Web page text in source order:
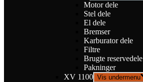
Motor dele
Stel dele
El dele
Bremser
Karburator dele
Filtre
Brugte reservedele
Pakninger
XV 1100 Vis undermenu